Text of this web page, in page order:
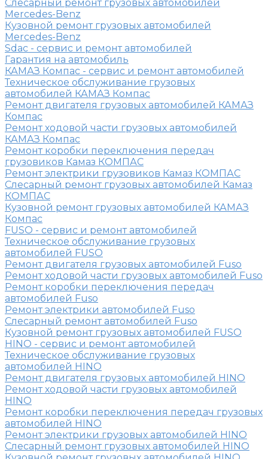
Слесарный ремонт грузовых автомобилей
Mercedes-Benz
Кузовной ремонт грузовых автомобилей
Mercedes-Benz
Sdac - сервис и ремонт автомобилей
Гарантия на автомобиль
КАМАЗ Компас - сервис и ремонт автомобилей
Техническое обслуживание грузовых
автомобилей КАМАЗ Компас
Ремонт двигателя грузовых автомобилей КАМАЗ
Компас
Ремонт ходовой части грузовых автомобилей
КАМАЗ Компас
Ремонт коробки переключения передач
грузовиков Камаз КОМПАС
Ремонт электрики грузовиков Камаз КОМПАС
Слесарный ремонт грузовых автомобилей Камаз
КОМПАС
Кузовной ремонт грузовых автомобилей КАМАЗ
Компас
FUSO - сервис и ремонт автомобилей
Техническое обслуживание грузовых
автомобилей FUSO
Ремонт двигателя грузовых автомобилей Fuso
Ремонт ходовой части грузовых автомобилей Fuso
Ремонт коробки переключения передач
автомобилей Fuso
Ремонт электрики автомобилей Fuso
Слесарный ремонт автомобилей Fuso
Кузовной ремонт грузовых автомобилей FUSO
HINO - сервис и ремонт автомобилей
Техническое обслуживание грузовых
автомобилей HINO
Ремонт двигателя грузовых автомобилей HINO
Ремонт ходовой части грузовых автомобилей
HINO
Ремонт коробки переключения передач грузовых
автомобилей HINO
Ремонт электрики грузовых автомобилей HINO
Слесарный ремонт грузовых автомобилей HINO